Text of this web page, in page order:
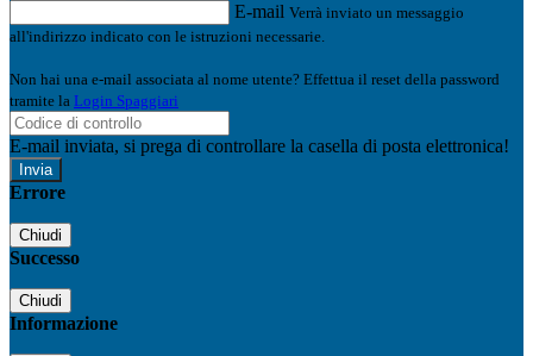
E-mail Verrà inviato un messaggio
all'indirizzo indicato con le istruzioni necessarie.
Non hai una e-mail associata al nome utente? Effettua il reset della password
tramite la Login Spaggiari
E-mail inviata, si prega di controllare la casella di posta elettronica!
Errore
Chiudi
Successo
Chiudi
Informazione